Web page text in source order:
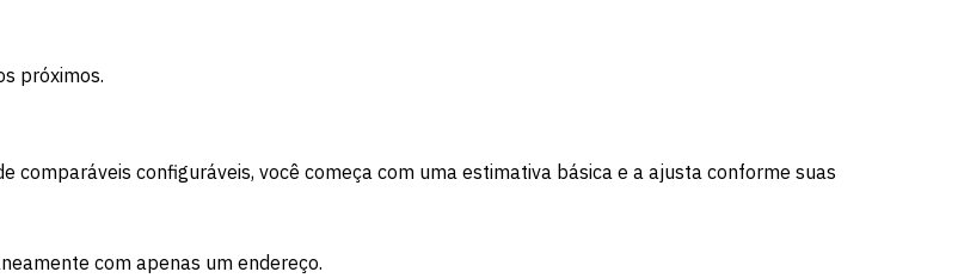
próximos.
comparáveis configuráveis, você começa com uma estimativa básica e a ajusta conforme suas
com apenas um endereço.